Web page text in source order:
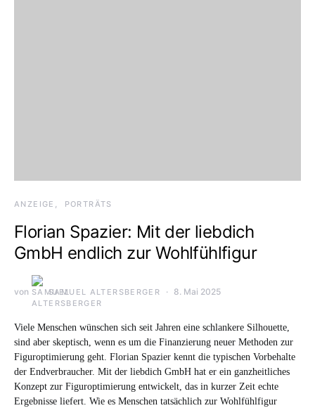
ANZEIGE PORTRÄTS
Florian Spazier: Mit der liebdich
GmbH endlich zur Wohlfühlfigur
von SAMUEL ALTERSBERGER 8. Mai 2025
Viele Menschen wünschen sich seit Jahren eine schlankere Silhouette,
sind aber skeptisch, wenn es um die Finanzierung neuer Methoden zur
Figuroptimierung geht. Florian Spazier kennt die typischen Vorbehalte
der Endverbraucher. Mit der liebdich GmbH hat er ein ganzheitliches
Konzept zur Figuroptimierung entwickelt, das in kurzer Zeit echte
Ergebnisse liefert. Wie es Menschen tatsächlich zur Wohlfühlfigur